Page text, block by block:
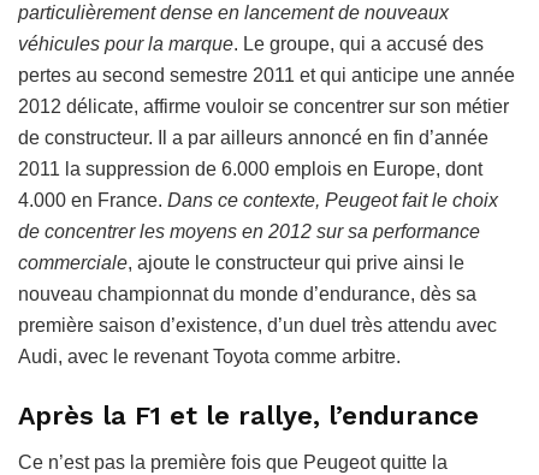
particulièrement dense en lancement de nouveaux
véhicules pour la marque. Le groupe, qui a accusé des
pertes au second semestre 2011 et qui anticipe une année
2012 délicate, affirme vouloir se concentrer sur son métier
de constructeur. Il a par ailleurs annoncé en fin d’année
2011 la suppression de 6.000 emplois en Europe, dont
4.000 en France. Dans ce contexte, Peugeot fait le choix
de concentrer les moyens en 2012 sur sa performance
commerciale, ajoute le constructeur qui prive ainsi le
nouveau championnat du monde d’endurance, dès sa
première saison d’existence, d’un duel très attendu avec
Audi, avec le revenant Toyota comme arbitre.
Après la F1 et le rallye, l’endurance
Ce n’est pas la première fois que Peugeot quitte la